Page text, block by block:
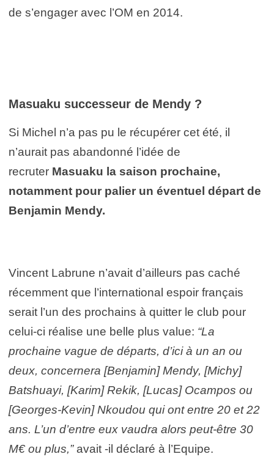
de s’engager avec l’OM en 2014.
Masuaku successeur de Mendy ?
Si Michel n’a pas pu le récupérer cet été, il
n’aurait pas abandonné l’idée de
recruter Masuaku la saison prochaine,
notamment pour palier un éventuel départ de
Benjamin Mendy.
Vincent Labrune n’avait d’ailleurs pas caché
récemment que l’international espoir français
serait l’un des prochains à quitter le club pour
celui-ci réalise une belle plus value: “La
prochaine vague de départs, d’ici à un an ou
deux, concernera [Benjamin] Mendy, [Michy]
Batshuayi, [Karim] Rekik, [Lucas] Ocampos ou
[Georges-Kevin] Nkoudou qui ont entre 20 et 22
ans. L’un d’entre eux vaudra alors peut-être 30
M€ ou plus,”avait -il déclaré à l’Equipe.